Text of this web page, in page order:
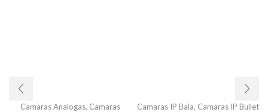
Camaras Analogas, Camaras
Camaras IP Bala, Camaras IP Bullet